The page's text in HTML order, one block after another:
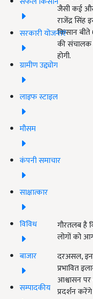
सरकारी योजनाएं
ग्रामीण उद्द्योग
लाइफ स्टाइल
मौसम
कंपनी समाचार
साक्षात्कार
विविध
बाजार
सम्पादकीय
जैसी कई
राजेंद्र सिंह
किसान
की संचालक
होगी.
गौरतलब है
लोगों को
दरअसल, इन
प्रभावित
आश्वासन
प्रदर्शन